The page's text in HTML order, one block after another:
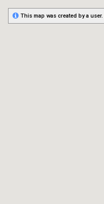
This map was created by a user.